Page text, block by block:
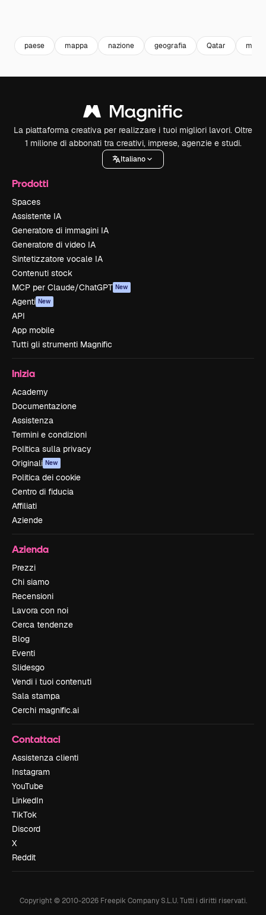
paese mappa nazione geografia Qatar
La piattaforma creativa per realizzare i tuoi migliori lavori. Oltre
1 milione di abbonati tra creativi, imprese, agenzie e studi.
Italiano
Prodotti
Spaces
Assistente IA
Generatore di immagini IA
Generatore di video IA
Sintetizzatore vocale IA
Contenuti stock
MCP per Claude/ChatGPT New
Agenti New
API
App mobile
Tutti gli strumenti Magnific
Inizia
Academy
Documentazione
Assistenza
Termini e condizioni
Politica sulla privacy
Originali New
Politica dei cookie
Centro di fiducia
Affiliati
Aziende
Azienda
Prezzi
Chi siamo
Recensioni
Lavora con noi
Cerca tendenze
Blog
Eventi
Slidesgo
Vendi i tuoi contenuti
Sala stampa
Cerchi magnific.ai
Contattaci
Assistenza clienti
Instagram
YouTube
LinkedIn
TikTok
Discord
X
Reddit
Copyright © 2010-2026Freepik Company S.L.U. Tutti i diritti riservati.